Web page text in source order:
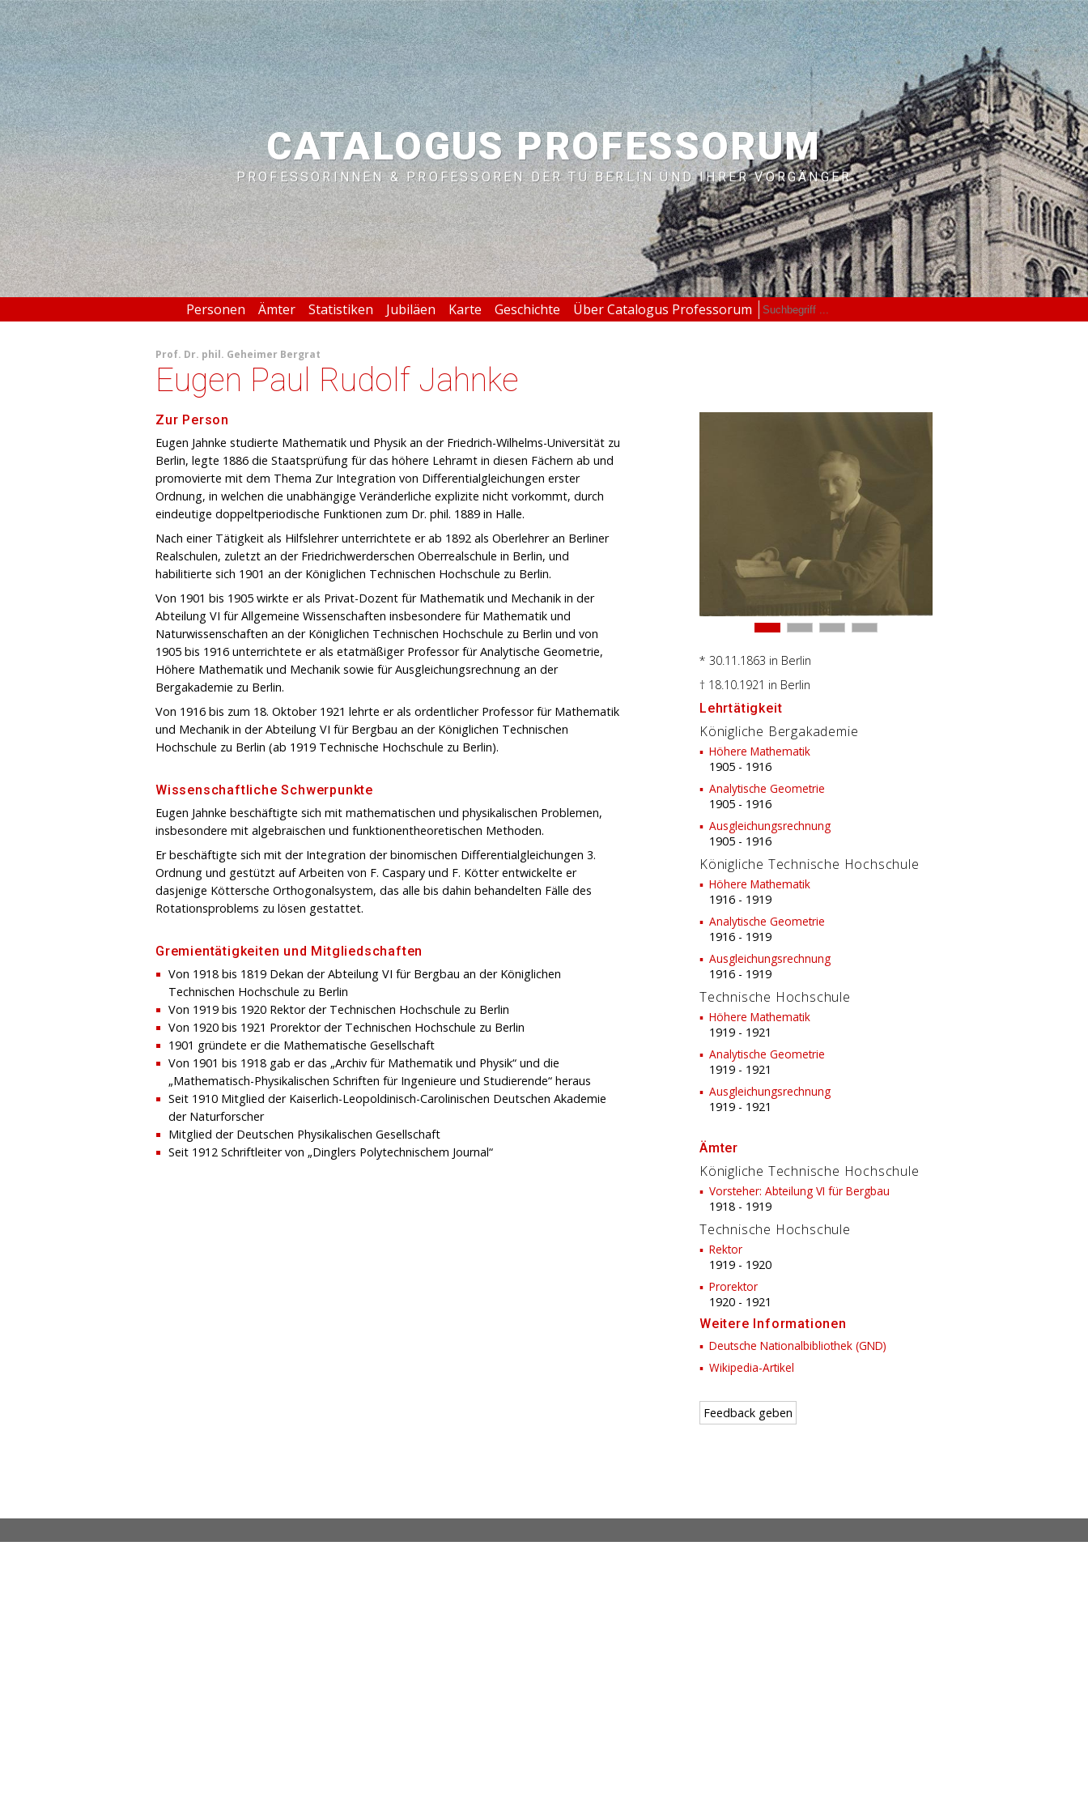
CATALOGUS PROFESSORUM
PROFESSORINNEN & PROFESSOREN DER TU BERLIN UND IHRER VORGÄNGER
Personen Ämter Statistiken Jubiläen Karte Geschichte Über Catalogus Professorum
Prof. Dr. phil. Geheimer Bergrat
Eugen Paul Rudolf Jahnke
Zur Person
Eugen Jahnke studierte Mathematik und Physik an der Friedrich-Wilhelms-Universität zu
Berlin, legte 1886 die Staatsprüfung für das höhere Lehramt in diesen Fächern ab und
promovierte mit dem Thema Zur Integration von Differentialgleichungen erster
Ordnung, in welchen die unabhängige Veränderliche explizite nicht vorkommt, durch
eindeutige doppeltperiodische Funktionen zum Dr. phil. 1889 in Halle.
Nach einer Tätigkeit als Hilfslehrer unterrichtete er ab 1892 als Oberlehrer an Berliner
Realschulen, zuletzt an der Friedrichwerderschen Oberrealschule in Berlin, und
habilitierte sich 1901 an der Königlichen Technischen Hochschule zu Berlin.
Von 1901 bis 1905 wirkte er als Privat-Dozent für Mathematik und Mechanik in der
Abteilung VI für Allgemeine Wissenschaften insbesondere für Mathematik und
Naturwissenschaften an der Königlichen Technischen Hochschule zu Berlin und von
1905 bis 1916 unterrichtete er als etatmäßiger Professor für Analytische Geometrie,
Höhere Mathematik und Mechanik sowie für Ausgleichungsrechnung an der
Bergakademie zu Berlin.
Von 1916 bis zum 18. Oktober 1921 lehrte er als ordentlicher Professor für Mathematik
und Mechanik in der Abteilung VI für Bergbau an der Königlichen Technischen
Hochschule zu Berlin (ab 1919 Technische Hochschule zu Berlin).
Wissenschaftliche Schwerpunkte
Eugen Jahnke beschäftigte sich mit mathematischen und physikalischen Problemen,
insbesondere mit algebraischen und funktionentheoretischen Methoden.
Er beschäftigte sich mit der Integration der binomischen Differentialgleichungen 3.
Ordnung und gestützt auf Arbeiten von F. Caspary und F. Kötter entwickelte er
dasjenige Köttersche Orthogonalsystem, das alle bis dahin behandelten Fälle des
Rotationsproblems zu lösen gestattet.
Gremientätigkeiten und Mitgliedschaften
Von 1918 bis 1819 Dekan der Abteilung VI für Bergbau an der Königlichen
Technischen Hochschule zu Berlin
Von 1919 bis 1920 Rektor der Technischen Hochschule zu Berlin
Von 1920 bis 1921 Prorektor der Technischen Hochschule zu Berlin
1901 gründete er die Mathematische Gesellschaft
Von 1901 bis 1918 gab er das „Archiv für Mathematik und Physik“ und die
„Mathematisch-Physikalischen Schriften für Ingenieure und Studierende“ heraus
Seit 1910 Mitglied der Kaiserlich-Leopoldinisch-Carolinischen Deutschen Akademie
der Naturforscher
Mitglied der Deutschen Physikalischen Gesellschaft
Seit 1912 Schriftleiter von „Dinglers Polytechnischem Journal“
* 30.11.1863 in Berlin
† 18.10.1921 in Berlin
Lehrtätigkeit
Königliche Bergakademie
Höhere Mathematik
1905 - 1916
Analytische Geometrie
1905 - 1916
Ausgleichungsrechnung
1905 - 1916
Königliche Technische Hochschule
Höhere Mathematik
1916 - 1919
Analytische Geometrie
1916 - 1919
Ausgleichungsrechnung
1916 - 1919
Technische Hochschule
Höhere Mathematik
1919 - 1921
Analytische Geometrie
1919 - 1921
Ausgleichungsrechnung
1919 - 1921
Ämter
Königliche Technische Hochschule
Vorsteher: Abteilung VI für Bergbau
1918 - 1919
Technische Hochschule
Rektor
1919 - 1920
Prorektor
1920 - 1921
Weitere Informationen
Deutsche Nationalbibliothek (GND)
Wikipedia-Artikel
Feedback geben